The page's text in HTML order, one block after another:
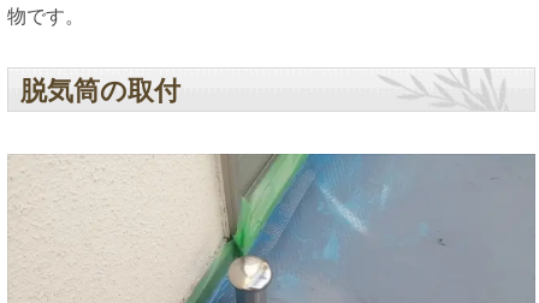
物です。
脱気筒の取付